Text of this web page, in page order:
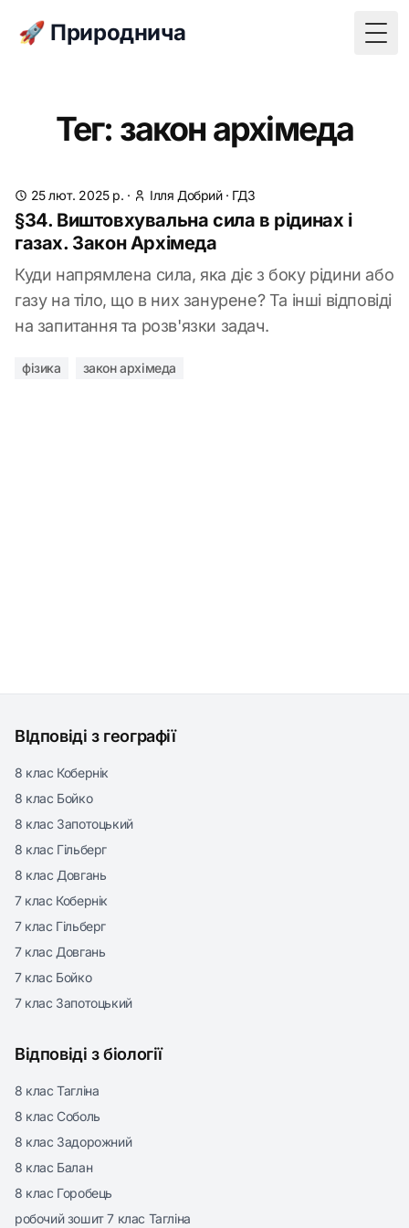
🚀 Природнича
Тег: закон архімеда
25 лют. 2025 р. · Ілля Добрий· ГДЗ
§34. Виштовхувальна сила в рідинах і
газах. Закон Архімеда
Куди напрямлена сила, яка діє з боку рідини або
газу на тіло, що в них занурене? Та інші відповіді
на запитання та розв'язки задач.
фізика закон архімеда
ВІдповіді з географії
8 клас Кобернік
8 клас Бойко
8 клас Запотоцький
8 клас Гільберг
8 клас Довгань
7 клас Кобернік
7 клас Гільберг
7 клас Довгань
7 клас Бойко
7 клас Запотоцький
Відповіді з біології
8 клас Тагліна
8 клас Соболь
8 клас Задорожний
8 клас Балан
8 клас Горобець
робочий зошит 7 клас Тагліна